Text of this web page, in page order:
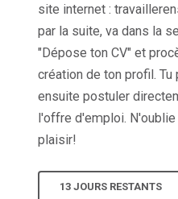
site internet :
par la suite, va dans la
"Dépose ton CV" et
création de ton profil. Tu
ensuite postuler
l'offre d'emploi. N'oublie
plaisir!
13 JOURS RESTANTS